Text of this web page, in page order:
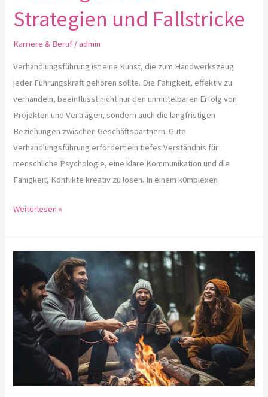
Strategien und Fallstricke
Karriere & Beruf /admin
Verhandlungsführung ist eine Kunst, die zum Handwerkszeug
jeder Führungskraft gehören sollte. Die Fähigkeit, effektiv zu
verhandeln, beeinflusst nicht nur den unmittelbaren Erfolg von
Projekten und Verträgen, sondern auch die langfristigen
Beziehungen zwischen Geschäftspartnern. Gute
Verhandlungsführung erfordert ein tiefes Verständnis für
menschliche Psychologie, eine klare Kommunikation und die
Fähigkeit, Konflikte kreativ zu lösen. In einem k0mplexen
Weiterlesen »
das
Wildnis-
Abenteuer:
Packliste
Enthusiasten